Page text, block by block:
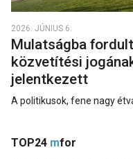
2026. JÚNIUS 6.
Mulatságba
közvetítési
jelentkezett
A politikusok, fene nagy
TOP24 mfor